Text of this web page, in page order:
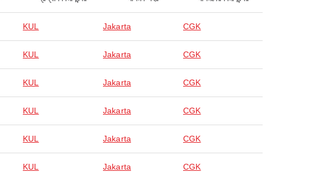
KUL Jakarta CGK
KUL Jakarta CGK
KUL Jakarta CGK
KUL Jakarta CGK
KUL Jakarta CGK
KUL Jakarta CGK